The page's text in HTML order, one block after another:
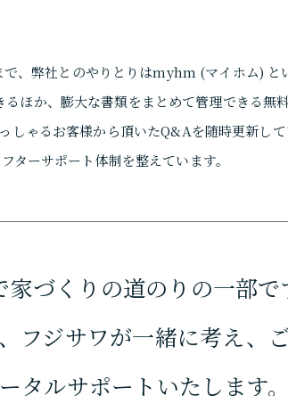
宅
ョン
、弊社とのやりとりはmyhm (マイホム) と
るほか、膨大な書類をまとめて管理できる無
しゃるお客様から頂いたQ&Aを随時更新し
ターサポート体制を整えています。
家づくりの道のりの一部で
フジサワが一緒に考え、
タルサポート いたします